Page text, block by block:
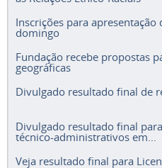
Inscrições para
domingo
Fundação recebe propostas
geográficas
Divulgado resultado final de
Divulgado resultado final
técnico-administrativos em...
Veja resultado final para